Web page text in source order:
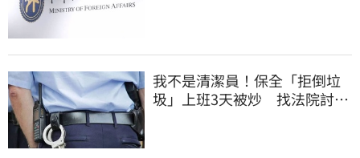
我不是清潔員！保全「拒倒垃
圾」上班3天被炒 找法院討公